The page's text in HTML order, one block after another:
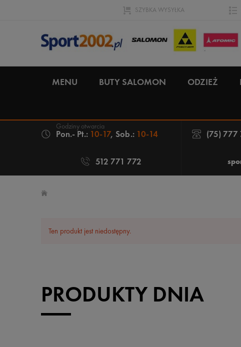
SZYBKA WYSYŁKA
MENU BUTY SALOMON ODZIEŻ
Pon.- Pt.: 10-17, Sob.: 10-14 (75) 777
512 771 772
Ten produkt jest niedostępny.
PRODUKTY DNIA